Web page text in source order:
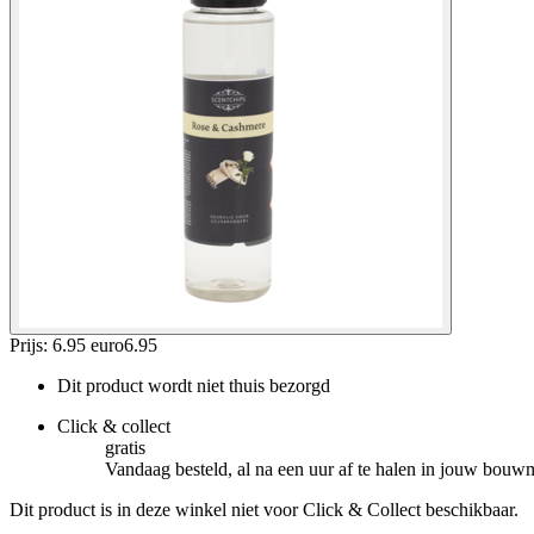
Prijs: 6.95 euro6.95
Dit product wordt niet thuis bezorgd
Click & collect
gratis
Vandaag besteld, al na een uur af te halen in jouw
Dit product is in deze winkel niet voor Click & Collect beschikbaar.